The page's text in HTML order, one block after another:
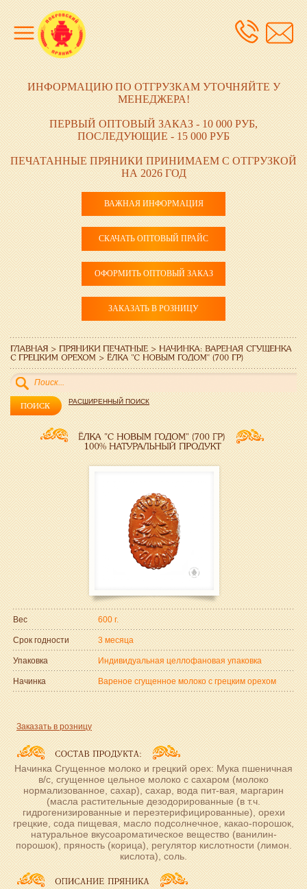
ИНФОРМАЦИЮ ПО ОТГРУЗКАМ УТОЧНЯЙТЕ У
МЕНЕДЖЕРА!
ПЕРВЫЙ ОПТОВЫЙ ЗАКАЗ - 10 000 РУБ,
ПОСЛЕДУЮЩИЕ - 15 000 РУБ
ПЕЧАТАННЫЕ ПРЯНИКИ ПРИНИМАЕМ С ОТГРУЗКОЙ
НА 2026 ГОД
ВАЖНАЯ ИНФОРМАЦИЯ
СКАЧАТЬ ОПТОВЫЙ ПРАЙС
ОФОРМИТЬ ОПТОВЫЙ ЗАКАЗ
ЗАКАЗАТЬ В РОЗНИЦУ
РАСШИРЕННЫЙ ПОИСК
Вес 600 г.
Срок годности 3 месяца
Упаковка Индивидуальная целлофановая упаковка
Начинка Вареное сгущенное молоко с грецким орехом
Заказать в розницу
Начинка Сгущенное молоко и грецкий орех: Мука пшеничная
в/с, сгущенное цельное молоко с сахаром (молоко
нормализованное, сахар), сахар, вода пит-вая, маргарин
(масла растительные дезодорированные (в т.ч.
гидрогенизированные и переэтерифицированные), орехи
грецкие, сода пищевая, масло подсолнечное, какао-порошок,
натуральное вкусоароматическое вещество (ванилин-
порошок), пряность (корица), регулятор кислотности (лимон.
кислота), соль.